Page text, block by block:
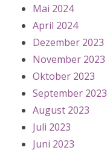
Mai 2024
April 2024
Dezember 2023
November 2023
Oktober 2023
September 2023
August 2023
Juli 2023
Juni 2023